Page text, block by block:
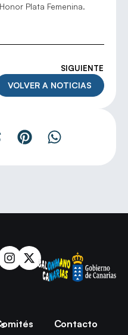
Plata Femenina.
SIGUIENTE
VOLVER A NOTICIAS
Contacto